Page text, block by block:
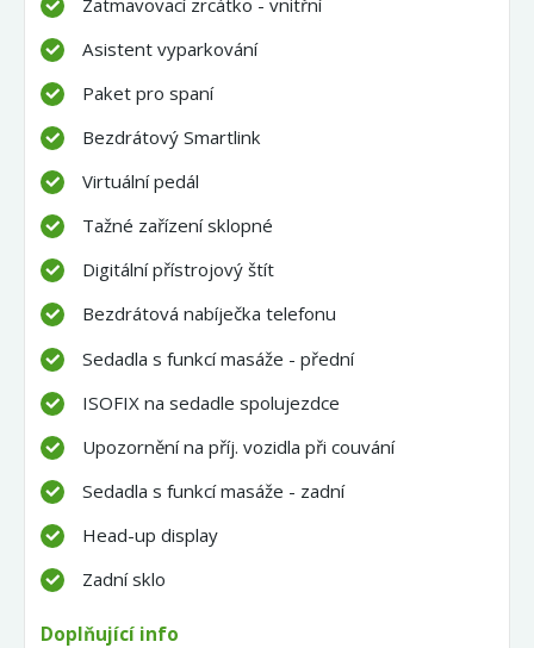
Asistent vyparkování
Paket pro spaní
Bezdrátový Smartlink
Virtuální pedál
Tažné zařízení sklopné
Digitální přístrojový štít
Bezdrátová nabíječka telefonu
Sedadla s funkcí masáže - přední
ISOFIX na sedadle spolujezdce
Upozornění na příj. vozidla při couvání
Sedadla s funkcí masáže - zadní
Head-up display
Zadní sklo
Doplňující info